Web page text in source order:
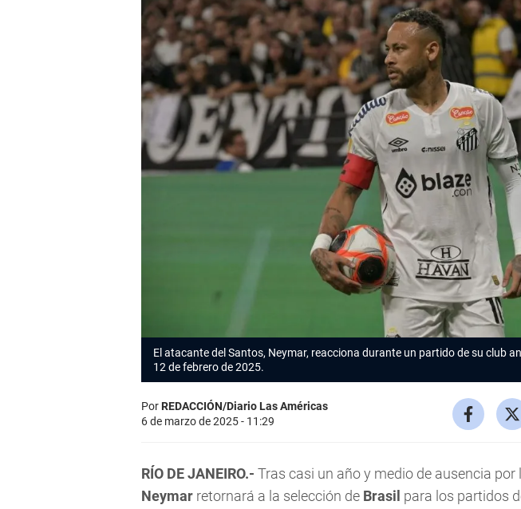
El atacante del Santos, Neymar, reacciona durante un partido de su club
12 de febrero de 2025.
PorREDACCIÓN/Diario Las Américas
6 de marzo de 2025 - 11:29
RÍO DE JANEIRO.- Tras casi un año y medio de ausencia por
Neymar retornará a la selección de Brasil para los partidos